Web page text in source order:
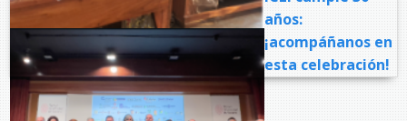
años:
¡acompáñanos en
esta celebración!